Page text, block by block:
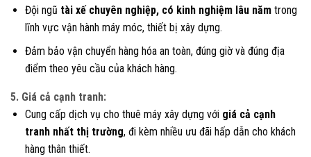
Đội ngũ tài xế chuyên nghiệp, có kinh nghiệm lâu nămtrong
lĩnh vực vận hành máy móc, thiết bị xây dựng.
Đảm bảo vận chuyển hàng hóa an toàn, đúng giờ và đúng địa
điểm theo yêu cầu của khách hàng.
5. Giá cả cạnh tranh:
Cung cấp dịch vụ cho thuê máy xây dựng với giá cả cạnh
tranh nhất thị trường, đi kèm nhiều ưu đãi hấp dẫn cho khách
hàng thân thiết.